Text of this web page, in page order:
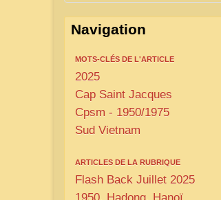
Navigation
MOTS-CLÉS DE L'ARTICLE
2025
Cap Saint Jacques
Cpsm - 1950/1975
Sud Vietnam
ARTICLES DE LA RUBRIQUE
Flash Back Juillet 2025